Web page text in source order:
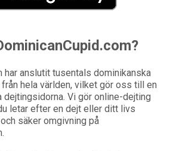
har anslutit tusentals dominikanska
hela världen, vilket gör oss till en
Vi gör online-dejting
letar efter en dejt eller ditt livs
säker omgivning på